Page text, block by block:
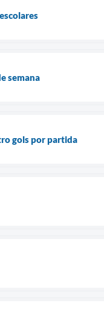
semana
gols por partida